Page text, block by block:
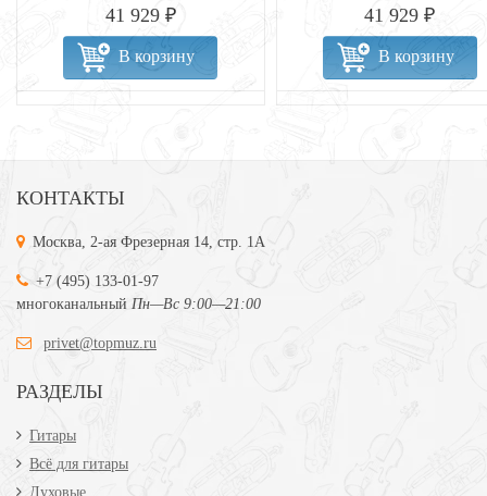
41 929 ₽
В корзину
41 929 ₽
В корзину
КОНТАКТЫ
Москва, 2-ая Фрезерная 14, стр. 1А
+7 (495) 133-01-97
многоканальный Пн—Вс 9:00—21:00
privet@topmuz.ru
РАЗДЕЛЫ
Гитары
Всё для гитары
Духовые